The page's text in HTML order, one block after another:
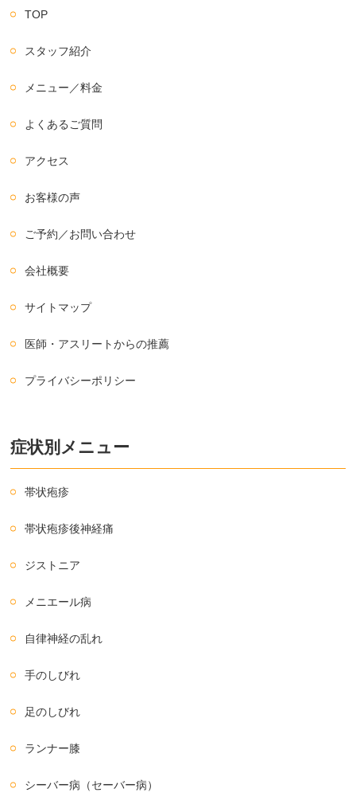
TOP
スタッフ紹介
メニュー／料金
よくあるご質問
アクセス
お客様の声
ご予約／お問い合わせ
会社概要
サイトマップ
医師・アスリートからの推薦
プライバシーポリシー
症状別メニュー
帯状疱疹
帯状疱疹後神経痛
ジストニア
メニエール病
自律神経の乱れ
手のしびれ
足のしびれ
ランナー膝
シーバー病（セーバー病）